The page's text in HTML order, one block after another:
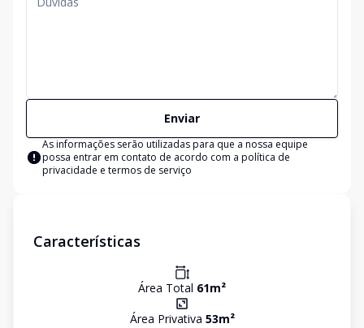
Enviar
As informações serão utilizadas para que a nossa equipe
possa entrar em contato de acordo com a política de
privacidade e termos de serviço
Características
Área Total 61m²
Área Privativa 53m²